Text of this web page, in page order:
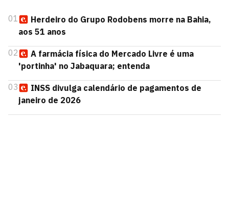
01
Herdeiro do Grupo Rodobens morre na Bahia,
aos 51 anos
02
A farmácia física do Mercado Livre é uma
'portinha' no Jabaquara; entenda
03
INSS divulga calendário de pagamentos de
janeiro de 2026